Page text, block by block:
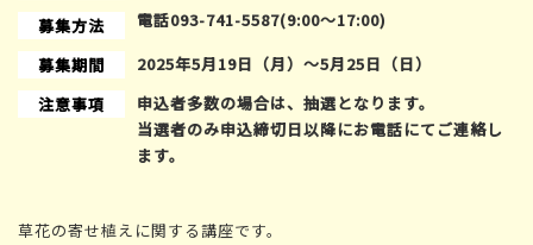
募集方法
電話093-741-5587(9:00～17:00)
募集期間
2025年5月19日（月）～5月25日（日）
注意事項
申込者多数の場合は、抽選となります。
当選者のみ申込締切日以降にお電話にてご連絡し
ます。
草花の寄せ植えに関する講座です。